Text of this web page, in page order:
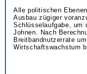
Alle politischen
Ausbau zügiger
Schlüsselaufgabe, um
Johnen. Nach
Breitbandnutzerrate
Wirtschaftswachstum